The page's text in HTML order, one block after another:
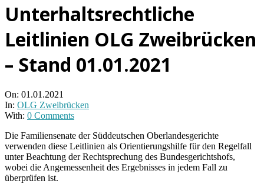
Unterhaltsrechtliche
Leitlinien OLG Zweibrücken
– Stand 01.01.2021
On: 01.01.2021
In: OLG Zweibrücken
With: 0 Comments
Die Familiensenate der Süddeutschen Oberlandesgerichte
verwenden diese Leitlinien als Orientierungshilfe für den Regelfall
unter Beachtung der Rechtsprechung des Bundesgerichtshofs,
wobei die Angemessenheit des Ergebnisses in jedem Fall zu
überprüfen ist.